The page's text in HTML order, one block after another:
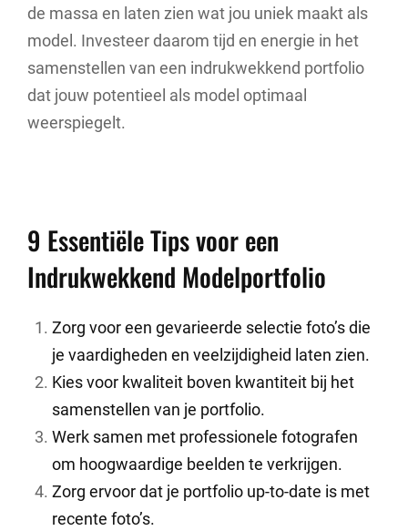
de massa en laten zien wat jou uniek maakt als
model. Investeer daarom tijd en energie in het
samenstellen van een indrukwekkend portfolio
dat jouw potentieel als model optimaal
weerspiegelt.
9 Essentiële Tips voor een
Indrukwekkend Modelportfolio
Zorg voor een gevarieerde selectie foto’s die
je vaardigheden en veelzijdigheid laten zien.
Kies voor kwaliteit boven kwantiteit bij het
samenstellen van je portfolio.
Werk samen met professionele fotografen
om hoogwaardige beelden te verkrijgen.
Zorg ervoor dat je portfolio up-to-date is met
recente foto’s.